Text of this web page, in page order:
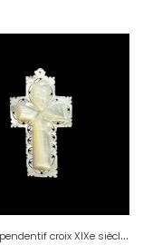
I
mportant pendentif croix XIXe siècle unisexe nacre sculpté Jérusalem religion